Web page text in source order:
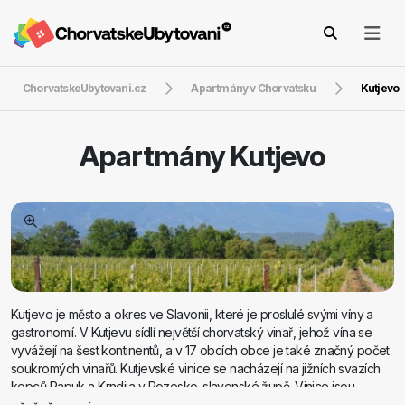
ChorvatskeUbytovani.cz Apartmány v Chorvatsku Kutjevo
ApartmányKutjevo
Kutjevo je město a okres ve Slavonii, které je proslulé svými víny a
gastronomií. V Kutjevu sídlí největší chorvatský vinař, jehož vína se
vyvážejí na šest kontinentů, a v 17 obcích obce je také značný počet
soukromých vinařů. Kutjevské vinice se nacházejí na jižních svazích
kopců Papuk a Krndija v Pozesko-slavonské župě. Vinice jsou